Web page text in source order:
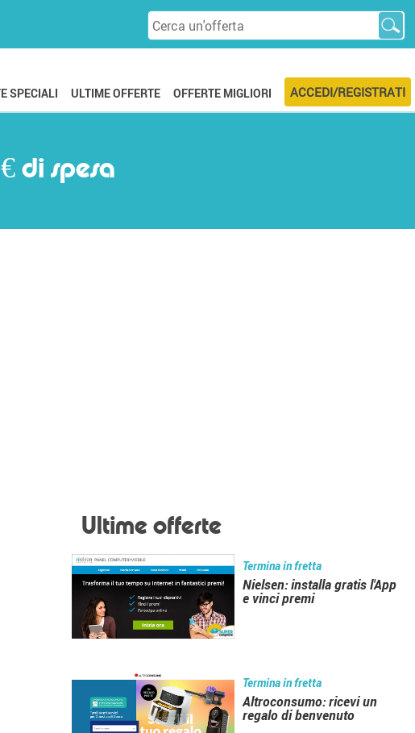
ACCEDI/REGISTRATI
ULTIME OFFERTE OFFERTE MIGLIORI
SPECIALI
di spesa
Ultime offerte
Termina in fretta
Nielsen: installa gratis l'App
e vinci premi
Termina in fretta
Altroconsumo: ricevi un
regalo di benvenuto